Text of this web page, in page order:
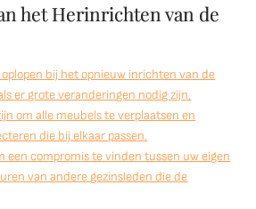
het Herinrichten van de
bij het opnieuw inrichten van de
er grote veranderingen nodig zijn.
om alle meubels te verplaatsen en
die bij elkaar passen.
een compromis te vinden tussen uw eigen
van andere gezinsleden die de